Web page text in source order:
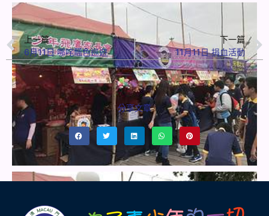
上一篇
6月11日 哪咤飄色巡遊
下一篇
11月11日 捐血活動
分享文章